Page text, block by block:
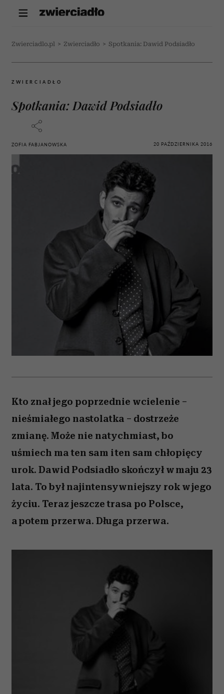
Zwierciadlo.pl > Zwierciadło > Spotkania: Dawid Podsiadło
ZWIERCIADŁO
Spotkania: Dawid Podsiadło
ZOFIA FABJANOWSKA 20 PAŹDZIERNIKA 2016
Kto znał jego poprzednie wcielenie –
nieśmiałego nastolatka – dostrzeże
zmianę. Może nie natychmiast, bo
uśmiech ma ten sam i ten sam chłopięcy
urok. Dawid Podsiadło skończył w maju 23
lata. To był najintensywniejszy rok w jego
życiu. Teraz jeszcze trasa po Polsce,
a potem przerwa. Długa przerwa.